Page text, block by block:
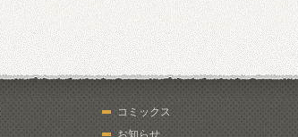
コミックス
お知らせ